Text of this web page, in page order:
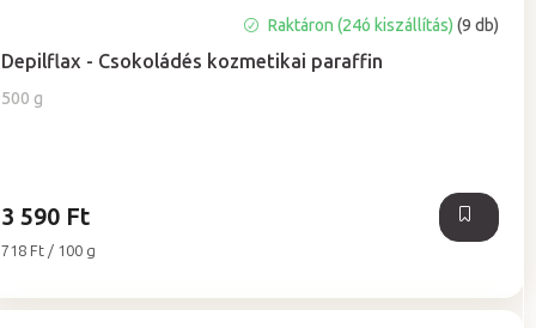
Depilflax - Csokoládés kozmetikai paraffin
500 g
termék
átlagos
értékelése
Raktáron (24ó kiszállítás)(9 db)
3 590 Ft
Egységár:
718 Ft / 100 g